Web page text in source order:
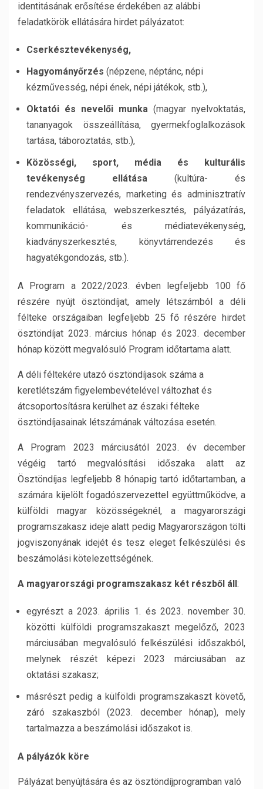
identitásának erősítése érdekében az alábbi
feladatkörök ellátására hirdet pályázatot:
Cserkésztevékenység,
Hagyományőrzés (népzene, néptánc, népi
kézművesség, népi ének, népi játékok, stb.),
Oktatói és nevelői munka (magyar nyelvoktatás,
tananyagok összeállítása, gyermekfoglalkozások
tartása, táboroztatás, stb.),
Közösségi, sport, média és kulturális
tevékenység ellátása (kultúra- és
rendezvényszervezés, marketing és adminisztratív
feladatok ellátása, webszerkesztés, pályázatírás,
kommunikáció- és médiatevékenység,
kiadványszerkesztés, könyvtárrendezés és
hagyatékgondozás, stb.).
A Program a 2022/2023. évben legfeljebb 100 fő
részére nyújt ösztöndíjat, amely létszámból a déli
félteke országaiban legfeljebb 25 fő részére hirdet
ösztöndíjat 2023. március hónap és 2023. december
hónap között megvalósuló Program időtartama alatt.
A déli féltekére utazó ösztöndíjasok száma a
keretlétszám figyelembevételével változhat és
átcsoportosításra kerülhet az északi félteke
ösztöndíjasainak létszámának változása esetén.
A Program 2023 márciusától 2023. év december
végéig tartó megvalósítási időszaka alatt az
Ösztöndíjas legfeljebb 8 hónapig tartó időtartamban, a
számára kijelölt fogadószervezettel együttműködve, a
külföldi magyar közösségeknél, a magyarországi
programszakasz ideje alatt pedig Magyarországon tölti
jogviszonyának idejét és tesz eleget felkészülési és
beszámolási kötelezettségének.
A magyarországi programszakasz két részből áll:
egyrészt a 2023. április 1. és 2023. november 30.
közötti külföldi programszakaszt megelőző, 2023
márciusában megvalósuló felkészülési időszakból,
melynek részét képezi 2023 márciusában az
oktatási szakasz;
másrészt pedig a külföldi programszakaszt követő,
záró szakaszból (2023. december hónap), mely
tartalmazza a beszámolási időszakot is.
A pályázók köre
Pályázat benyújtására és az ösztöndíjprogramban való